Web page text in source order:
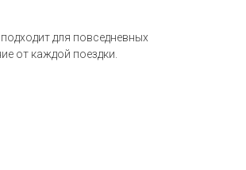
для повседневных
от каждой поездки.